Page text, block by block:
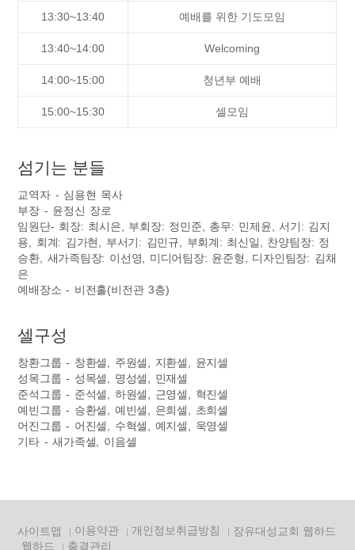
13:30~13:40 예배를 위한 기도모임
13:40~14:00 Welcoming
14:00~15:00 청년부 예배
15:00~15:30 셀모임
섬기는 분들
교역자 - 심용현 목사
부장 - 윤정신 장로
임원단- 회장: 최시은, 부회장: 정민준, 총무: 민제윤, 서기: 김지
용, 회계: 김가현, 부서기: 김민규, 부회계: 최신일, 찬양팀장: 정
승환, 새가족팀장: 이선영, 미디어팀장: 윤준형, 디자인팀장: 김채
은
예배장소 - 비전홀(비전관 3층)
셀구성
창환그룹 - 창환셀, 주원셀, 지환셀, 윤지셀
성목그룹 - 성목셀, 명성셀, 민재셀
준석그룹 - 준석셀, 하원셀, 근영셀, 혁진셀
예빈그룹 - 승환셀, 예빈셀, 은희셀, 초희셀
어진그룹 - 어진셀, 수혁셀, 예지셀, 욱영셀
기타 - 새가족셀, 이음셀
사이트맵 이용약관 개인정보취급방침
장유대성교회 웹하드
웹하드
출결관리